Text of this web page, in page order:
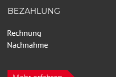
BEZAHLUNG